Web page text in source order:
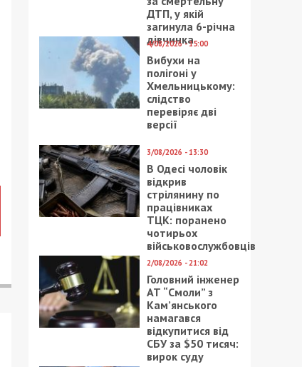
ДТП, у якій
загинула 6-річна
дівчинка
4/08/2026 - 15:00
Вибухи на
полігоні у
Хмельницькому:
слідство
перевіряє дві
версії
3/08/2026 - 13:30
В Одесі чоловік
відкрив
стрілянину по
працівниках
ТЦК: поранено
чотирьох
військовослужбовців
2/08/2026 - 21:02
Головний інженер
АТ “Смоли” з
Кам’янського
намагався
відкупитися від
СБУ за $50 тисяч:
вирок суду